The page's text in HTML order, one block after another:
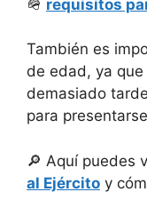
🪖 requisitos
También es
de edad, ya
demasiado
para
🔎 Aquí puedes
al Ejército y